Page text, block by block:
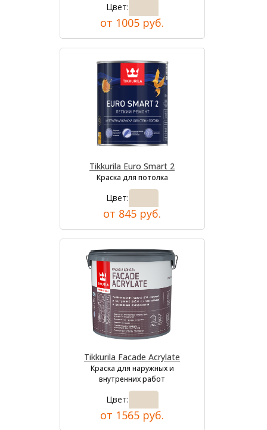
Цвет:
от 1005 руб.
Tikkurila Euro Smart 2
Краска для потолка
Цвет:
от 845 руб.
Tikkurila Facade Acrylate
Краска для наружных и
внутренних работ
Цвет:
от 1565 руб.